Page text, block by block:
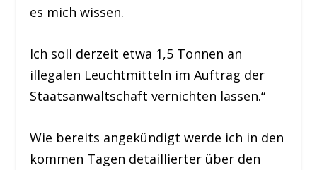
es mich wissen.
Ich soll derzeit etwa 1,5 Tonnen an
illegalen Leuchtmitteln im Auftrag der
Staatsanwaltschaft vernichten lassen.“
Wie bereits angekündigt werde ich in den
kommen Tagen detaillierter über den